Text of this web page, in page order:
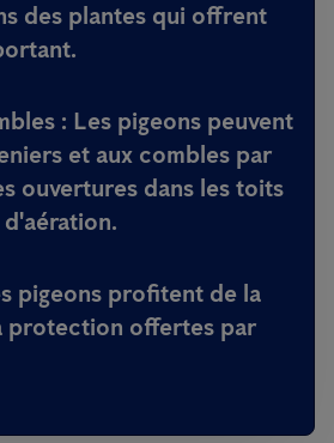
des plantes qui offrent
: Les pigeons peuvent
et aux combles par
ouvertures dans les toits
pigeons profitent de la
protection offertes par